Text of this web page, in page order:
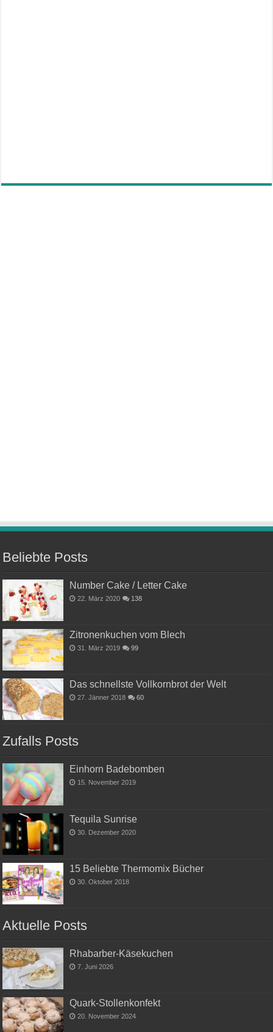
Beliebte Posts
Number Cake / Letter Cake
22. März 2020 138
Zitronenkuchen vom Blech
31. März 2019 99
Das schnellste Vollkornbrot der Welt
27. Jänner 2018 60
Zufalls Posts
Einhorn Badebomben
15. November 2019
Tequila Sunrise
30. Dezember 2020
15 Beliebte Thermomix Bücher
30. Oktober 2018
Aktuelle Posts
Rhabarber-Käsekuchen
7. Juni 2026
Quark-Stollenkonfekt
20. November 2024